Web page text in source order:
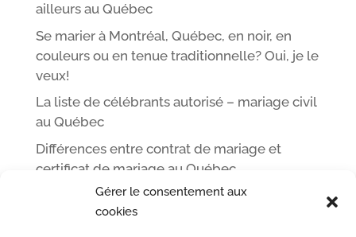
Gérer le consentement aux
cookies
ailleurs au Québec
Se marier à Montréal, Québec, en noir, en
couleurs ou en tenue traditionnelle? Oui, je le
veux!
La liste de célébrants autorisé – mariage civil
au Québec
Différences entre contrat de mariage et
certificat de mariage au Québec